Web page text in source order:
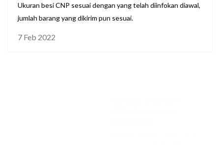
Ukuran besi CNP sesuai dengan yang telah diinfokan diawal,
jumlah barang yang dikirim pun sesuai.
7 Feb 2022